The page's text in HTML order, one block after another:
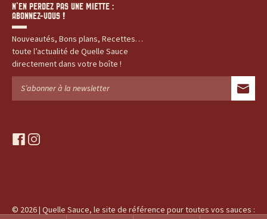
N’EN PERDEZ PAS UNE MIETTE :
ABONNEZ-VOUS !
Nouveautés, Bons plans, Recettes…
toute l’actualité de Quelle Sauce
directement dans votre boîte !
f
o
r
© 2026 | Quelle Sauce, le site de référence pour toutes vos sauces :